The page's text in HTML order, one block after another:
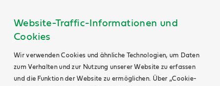
Website-Traffic-Informationen und
Cookies
Wir verwenden Cookies und ähnliche Technologien, um Daten
zum Verhalten und zur Nutzung unserer Website zu erfassen
und die Funktion der Website zu ermöglichen. Über „Cookie-